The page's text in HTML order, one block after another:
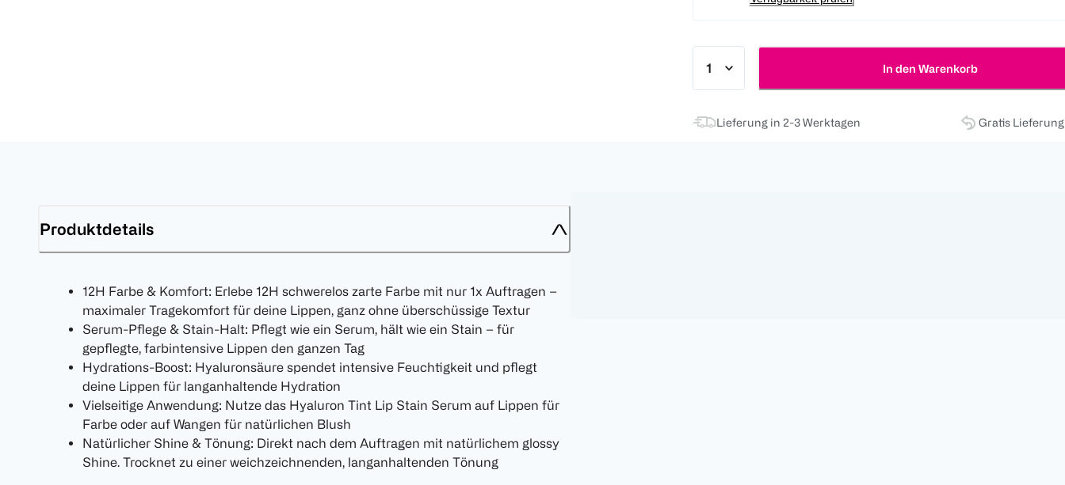
In den Warenkorb
Lieferung in 2-3 Werktagen Gratis
Produktdetails
12H Farbe & Komfort: Erlebe 12H schwerelos zarte Farbe mit nur 1x Auftragen –
maximaler Tragekomfort für deine Lippen, ganz ohne überschüssige Textur
Serum-Pflege & Stain-Halt: Pflegt wie ein Serum, hält wie ein Stain – für
gepflegte, farbintensive Lippen den ganzen Tag
Hydrations-Boost: Hyaluronsäure spendet intensive Feuchtigkeit und pflegt
deine Lippen für langanhaltende Hydration
Vielseitige Anwendung: Nutze das Hyaluron Tint Lip Stain Serum auf Lippen für
Farbe oder auf Wangen für natürlichen Blush
Natürlicher Shine & Tönung: Direkt nach dem Auftragen mit natürlichem glossy
Shine. Trocknet zu einer weichzeichnenden, langanhaltenden Tönung